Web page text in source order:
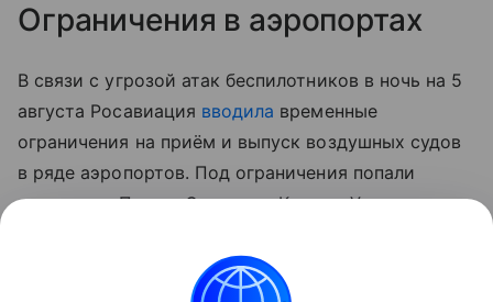
Ограничения в аэропортах
В связи с угрозой атак беспилотников в ночь на 5
августа Росавиация вводила временные
ограничения на приём и выпуск воздушных судов
в ряде аэропортов. Под ограничения попали
аэропорты Пензы, Саратова, Казани, Ульяновска,
часть ограничений была снята.